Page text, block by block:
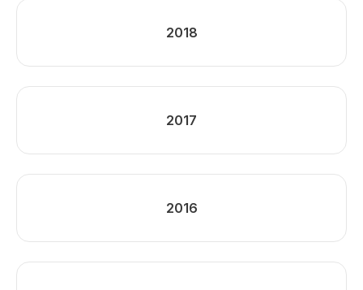
2018
2017
2016